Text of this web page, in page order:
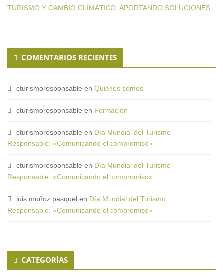
TURISMO Y CAMBIO CLIMÁTICO: APORTANDO SOLUCIONES
COMENTARIOS RECIENTES
cturismoresponsable en Quiénes somos
cturismoresponsable en Formación
cturismoresponsable en Día Mundial del Turismo
Responsable: «Comunicando el compromiso»
cturismoresponsable en Día Mundial del Turismo
Responsable: «Comunicando el compromiso»
luis muñoz pasquel en Día Mundial del Turismo
Responsable: «Comunicando el compromiso»
CATEGORÍAS